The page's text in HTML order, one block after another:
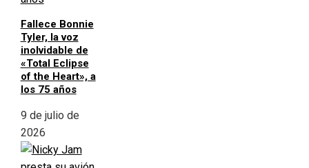
Fallece Bonnie
Tyler, la voz
inolvidable de
«Total Eclipse
of the Heart», a
los 75 años
9 de julio de
2026